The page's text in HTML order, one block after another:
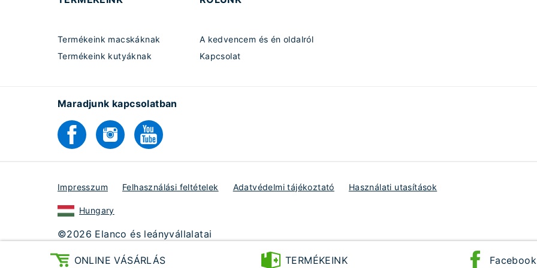
Termékeink macskáknak
Termékeink kutyáknak
A kedvencem és én oldalról
Kapcsolat
Maradjunk kapcsolatban
Impresszum Felhasználási feltételek Adatvédelmi tájékoztató Használati utasítások
Hungary
©2026 Elanco és leányvállalatai
Utoljára szerkesztve: 2020. Május
ONLINE VÁSÁRLÁS TERMÉKEINK Facebook